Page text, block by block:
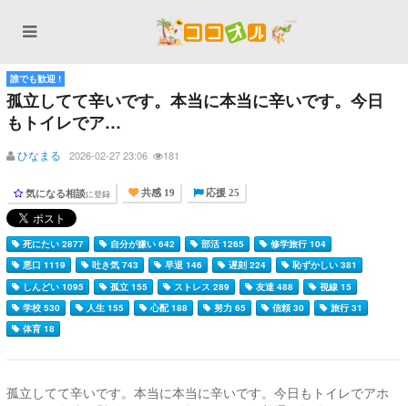
誰でも歓迎 !
孤立してて辛いです。本当に本当に辛いです。今日
もトイレでア…
ひなまる 2026-02-27 23:06 181
気になる相談に登録 共感 19 応援 25
死にたい 2877 自分が嫌い 642 部活 1265
修学旅行 104
悪口 1119
吐き気 743 早退 146 遅刻 224
恥ずかしい 381
しんどい 1095
孤立 155 ストレス 289 友達 488
視線 15
学校 530
人生 155 心配 188 努力 65 信頼 30
旅行 31
体育 18
孤立してて辛いです。本当に本当に辛いです。今日もトイレでアホ